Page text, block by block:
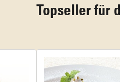
für die Kaffeezeit